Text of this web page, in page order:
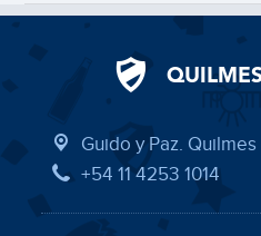
Guido y Paz. Quilmes
+54 11 4253 1014